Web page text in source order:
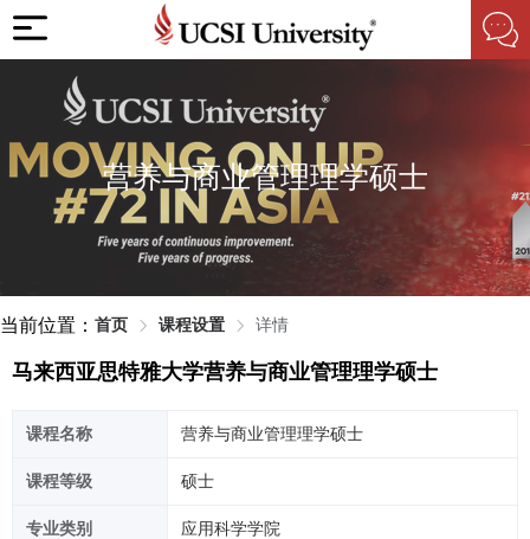
营养与商业管理理学硕士
当前位置： 首页 课程设置 详情
马来西亚思特雅大学营养与商业管理理学硕士
课程名称 营养与商业管理理学硕士
课程等级 硕士
专业类别 应用科学学院